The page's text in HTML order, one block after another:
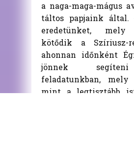
a naga-maga-mágus
táltos papjaink által.
eredetünket, mely
kötődik a Szíriusz-
ahonnan időnként
jönnek
feladatunkban,
mint a legtisztább